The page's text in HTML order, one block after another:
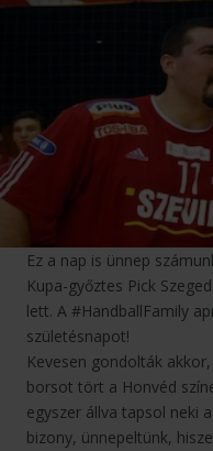
Ez a nap is ünnep
Kupa-győztes Pick
lett. A #HandballFamily
születésnapot!
Kevesen gondolták
borsot tört a Honvéd
egyszer állva tapsol neki
bizony, ünnepeltünk,